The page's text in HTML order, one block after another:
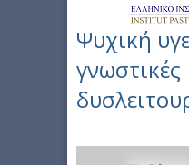
Ψυχική
γνωστικές